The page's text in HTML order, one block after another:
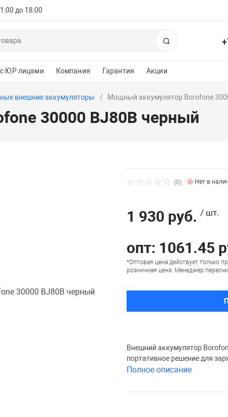
до 18:00
ЮР лицами Компания Гарантия Акции
внешние аккумуляторы Мощный аккумулятор Borofone
30000 BJ80B черный
(0) Нет в
1 930 руб. / шт.
опт: 1061.45
*Оптовая цена действует только
розничная цена. Менеджер
Внешний аккумулятор
портативное решение для
Полное описание